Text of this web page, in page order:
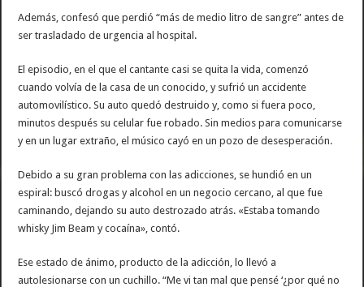
Además, confesó que perdió “más de medio litro de sangre” antes de
ser trasladado de urgencia al hospital.
El episodio, en el que el cantante casi se quita la vida, comenzó
cuando volvía de la casa de un conocido, y sufrió un accidente
automovilístico. Su auto quedó destruido y, como si fuera poco,
minutos después su celular fue robado. Sin medios para comunicarse
y en un lugar extraño, el músico cayó en un pozo de desesperación.
Debido a su gran problema con las adicciones, se hundió en un
espiral: buscó drogas y alcohol en un negocio cercano, al que fue
caminando, dejando su auto destrozado atrás. «Estaba tomando
whisky Jim Beam y cocaína», contó.
Ese estado de ánimo, producto de la adicción, lo llevó a
autolesionarse con un cuchillo. “Me vi tan mal que pensé ‘¿por qué no